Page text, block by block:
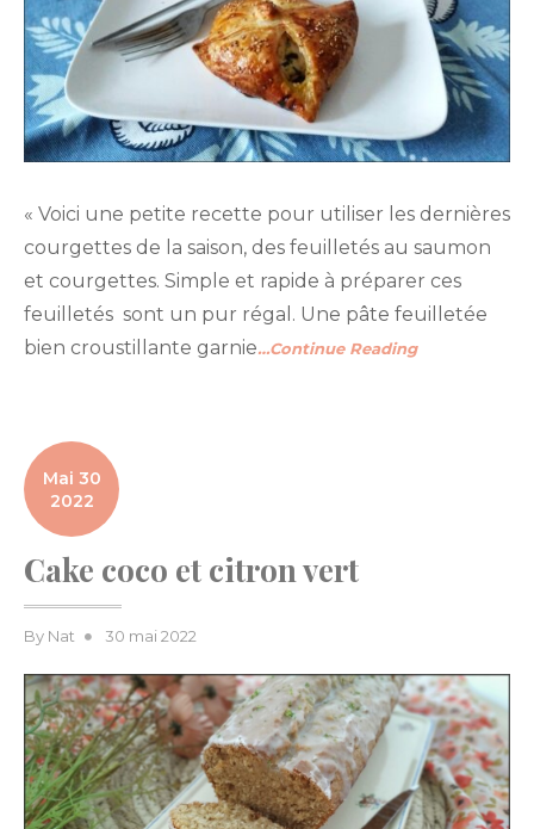
« Voici une petite recette pour utiliser les dernières
courgettes de la saison, des feuilletés au saumon
et courgettes. Simple et rapide à préparer ces
feuilletés sont un pur régal. Une pâte feuilletée
bien croustillante garnie…Continue Reading
Mai 30
2022
Cake coco et citron vert
By Nat
Posted
30 mai 2022